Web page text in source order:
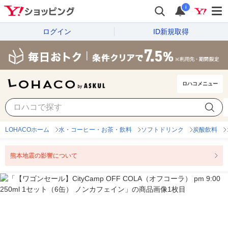
i
ログイン ID新規取得
ロハコメニュー
LOHACOホーム 水・コーヒー・お茶・飲料 ソフトドリンク 炭酸飲料
熊本地震の影響について